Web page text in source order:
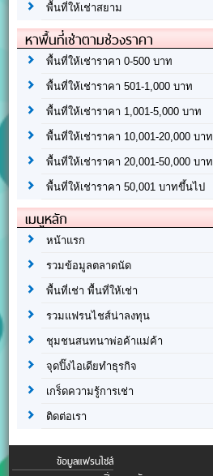
พื้นที่ให้เช่าสยาม
หาพื้นที่เช่าตามช่วงราคา
พื้นที่ให้เช่าราคา 0-500 บาท
พื้นที่ให้เช่าราคา 501-1,000 บาท
พื้นที่ให้เช่าราคา 1,001-5,000 บาท
พื้นที่ให้เช่าราคา 10,001-20,000 บาท
พื้นที่ให้เช่าราคา 20,001-50,000 บาท
พื้นที่ให้เช่าราคา 50,001 บาทขึ้นไป
เมนูหลัก
หน้าแรก
รวมข้อมูลตลาดนัด
พื้นที่เช่า พื้นที่ให้เช่า
รวมแฟรนไชส์น่าลงทุน
ชุมชนสนทนาพ่อค้าแม่ค้า
จุดปิ๊งไอเดียทำธุรกิจ
เกร็ดความรู้การเช่า
ติดต่อเรา
ข้อมูลแฟรนไชส์